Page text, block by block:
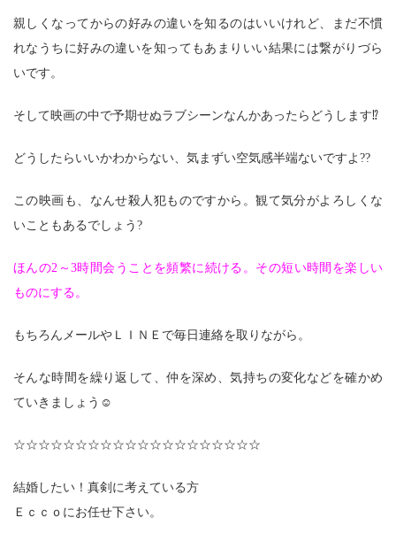
親しくなってからの好みの違いを知るのはいいけれど、まだ不慣
れなうちに好みの違いを知ってもあまりいい結果には繋がりづら
いです。
そして映画の中で予期せぬラブシーンなんかあったらどうします⁉
どうしたらいいかわからない、気まずい空気感半端ないですよ??
この映画も、なんせ殺人犯ものですから。観て気分がよろしくな
いこともあるでしょう?
ほんの2～3時間会うことを頻繁に続ける。その短い時間を楽しい
ものにする。
もちろんメールやＬＩＮＥで毎日連絡を取りながら。
そんな時間を繰り返して、仲を深め、気持ちの変化などを確かめ
ていきましょう☺
☆☆☆☆☆☆☆☆☆☆☆☆☆☆☆☆☆☆☆☆
結婚したい！真剣に考えている方
Ｅｃｃｏにお任せ下さい。